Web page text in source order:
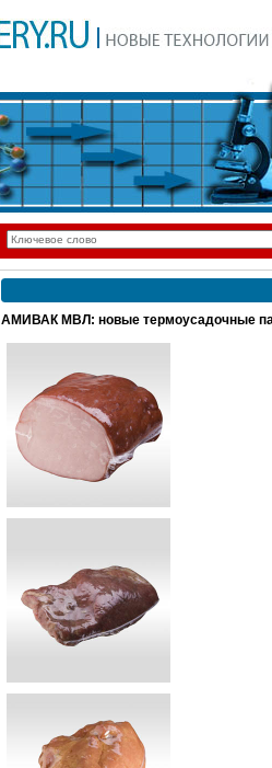
АМИВАК МВЛ: новые термоусадочные